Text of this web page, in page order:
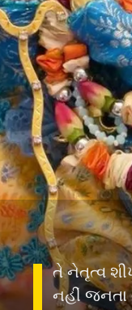
તે નેતૃત્વ
નહીં